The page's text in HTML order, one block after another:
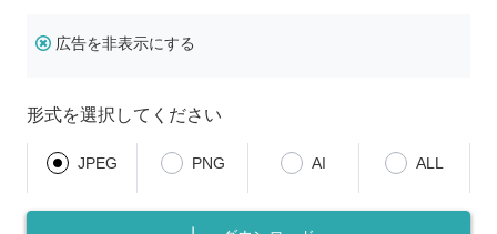
広告を非表示にする
形式を選択してください
JPEG PNG AI ALL